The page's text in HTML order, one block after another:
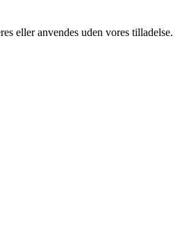
eller anvendes uden vores tilladelse.